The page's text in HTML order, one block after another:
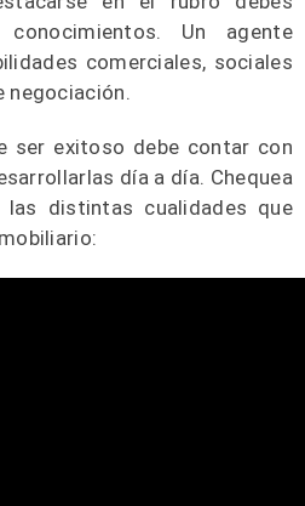
Un agente
comerciales, sociales
negociación.
ser exitoso debe contar con
día a día. Chequea
distintas cualidades que